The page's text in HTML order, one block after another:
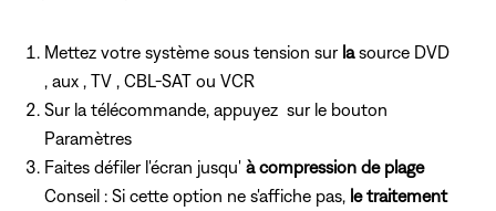
Mettez votre système sous tension sur la source DVD
, aux , TV , CBL-SAT ou VCR
Sur la télécommande, appuyez sur le bouton
Paramètres
Faites défiler l'écran jusqu' à compression de plage
Conseil : Si cette option ne s'affiche pas, le traitement